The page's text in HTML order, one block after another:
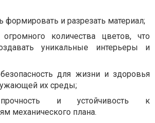
формировать и разрезать материал;
огромного количества цветов, что
уникальные интерьеры и
для жизни и здоровья
их среды;
и устойчивость к
механического плана.